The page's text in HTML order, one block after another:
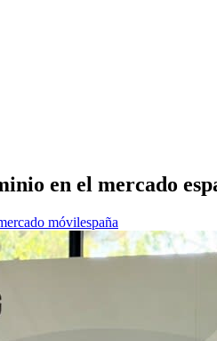
en el mercado
móvilespaña